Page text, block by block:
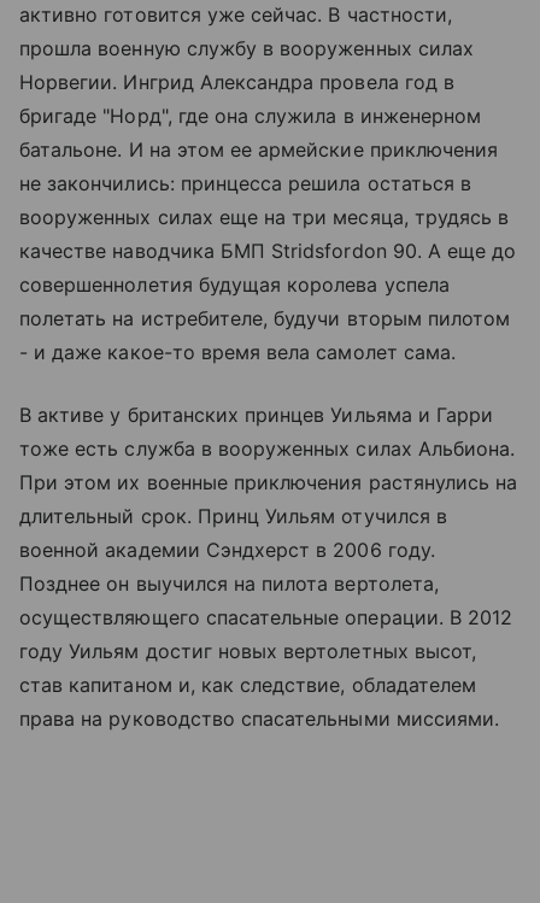
активно готовится уже сейчас. В частности,
прошла военную службу в вооруженных силах
Норвегии. Ингрид Александра провела год в
бригаде "Норд", где она служила в инженерном
батальоне. И на этом ее армейские приключения
не закончились: принцесса решила остаться в
вооруженных силах еще на три месяца, трудясь в
качестве наводчика БМП Stridsfordon 90. А еще до
совершеннолетия будущая королева успела
полетать на истребителе, будучи вторым пилотом
- и даже какое-то время вела самолет сама.
В активе у британских принцев Уильяма и Гарри
тоже есть служба в вооруженных силах Альбиона.
При этом их военные приключения растянулись на
длительный срок. Принц Уильям отучился в
военной академии Сэндхерст в 2006 году.
Позднее он выучился на пилота вертолета,
осуществляющего спасательные операции. В 2012
году Уильям достиг новых вертолетных высот,
став капитаном и, как следствие, обладателем
права на руководство спасательными миссиями.